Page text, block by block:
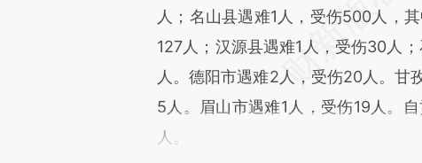
人；名山县遇难1人，受伤500人，
127人；汉源县遇难1人，受伤30人
人。德阳市遇难2人，受伤20人。甘
5人。眉山市遇难1人，受伤19人。
人。